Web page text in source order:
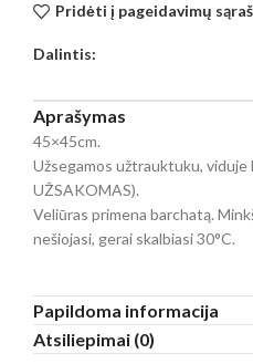
Pridėti į pageidavimų
Dalintis:
Aprašymas
45×45cm.
Užsegamos užtrauktuku, viduje
UŽSAKOMAS).
Veliūras primena barchatą.
nešiojasi, gerai skalbiasi 30°C.
Papildoma informacija
Atsiliepimai (0)